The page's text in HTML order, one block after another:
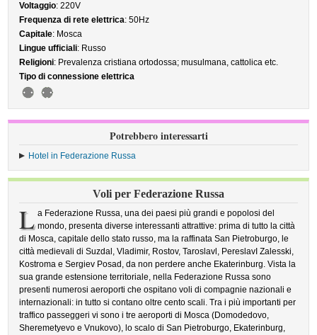
Voltaggio: 220V
Frequenza di rete elettrica: 50Hz
Capitale: Mosca
Lingue ufficiali: Russo
Religioni: Prevalenza cristiana ortodossa; musulmana, cattolica etc.
Tipo di connessione elettrica
Potrebbero interessarti
Hotel in Federazione Russa
Voli per Federazione Russa
L a Federazione Russa, una dei paesi più grandi e popolosi del
mondo, presenta diverse interessanti attrattive: prima di tutto la città
di Mosca, capitale dello stato russo, ma la raffinata San Pietroburgo, le
città medievali di Suzdal, Vladimir, Rostov, Taroslavl, PereslavI Zalesski,
Kostroma e Sergiev Posad, da non perdere anche Ekaterinburg. Vista la
sua grande estensione territoriale, nella Federazione Russa sono
presenti numerosi aeroporti che ospitano voli di compagnie nazionali e
internazionali: in tutto si contano oltre cento scali. Tra i più importanti per
traffico passeggeri vi sono i tre aeroporti di Mosca (Domodedovo,
Sheremetyevo e Vnukovo), lo scalo di San Pietroburgo, Ekaterinburg,